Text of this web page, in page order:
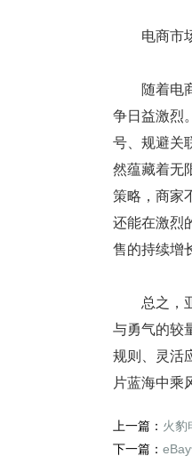
电商市
随着电商
争日益激烈
号、规避关
然蕴藏着无
策略，商家
还能在激烈
售的持续增
总之，亚
与勇气的较
规则、灵活
片蓝海中乘
上一篇： 火豹
下一篇：